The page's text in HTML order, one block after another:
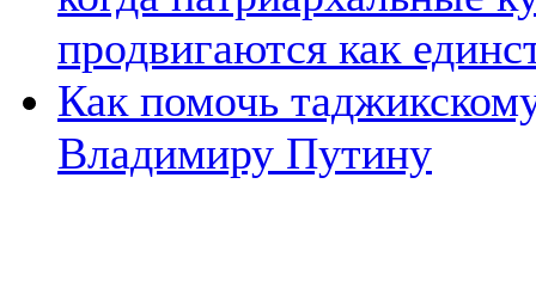
продвигаются как
Как помочь
Владимиру Путину